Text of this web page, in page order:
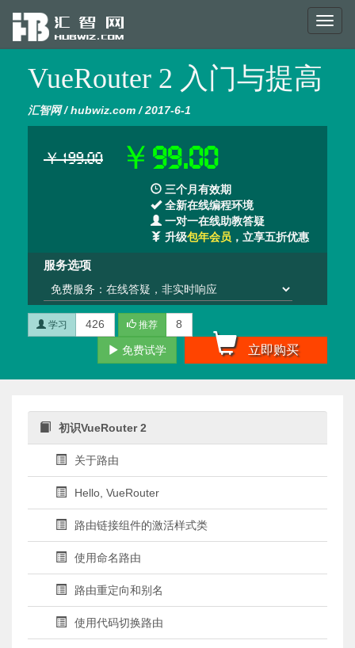
VueRouter 2 入门与提高
汇智网 / hubwiz.com / 2017-6-1
￥199.00 ￥99.00
三个月有效期
全新在线编程环境
一对一在线助教答疑
升级包年会员 ，立享五折优惠
服务选项
学习 426 推荐 8
立即购买
免费试学
初识VueRouter 2
关于路由
Hello, VueRouter
路由链接组件的激活样式类
使用命名路由
路由重定向和别名
使用代码切换路由